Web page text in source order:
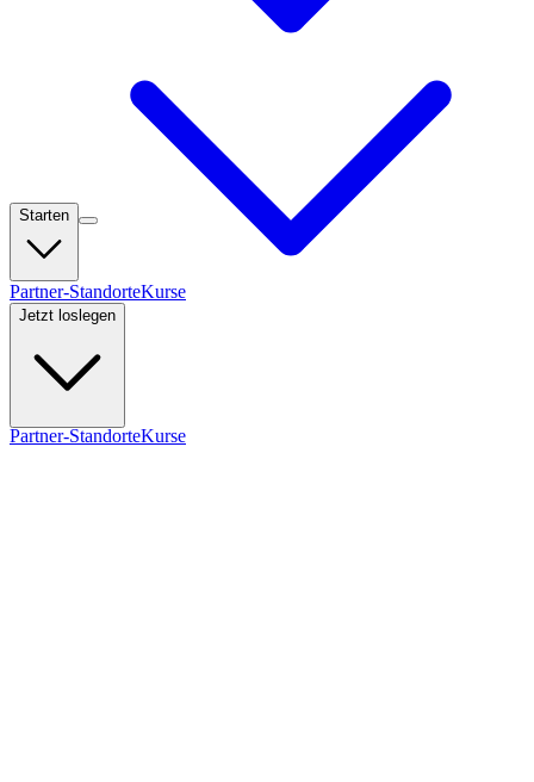
Starten
Partner-StandorteKurse
Jetzt loslegen
Partner-StandorteKurse